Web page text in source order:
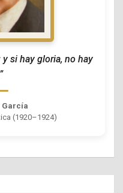
y si hay gloria, no hay
García
(1920–1924)